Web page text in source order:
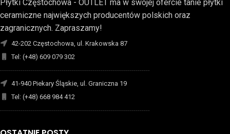
Płytki Częstochowa - OUTLET ma w swojej ofercie tanie płytki
ceramiczne największych producentów polskich oraz
zagranicznych. Zapraszamy!
42-202 Częstochowa, ul. Krakowska 87
Tel: (+48) 609 079 302
-------------------------------------------------------------------------
41-940 Piekary Śląskie, ul. Graniczna 19
Tel: (+48) 668 984 412
-------------------------------------------------------------------------